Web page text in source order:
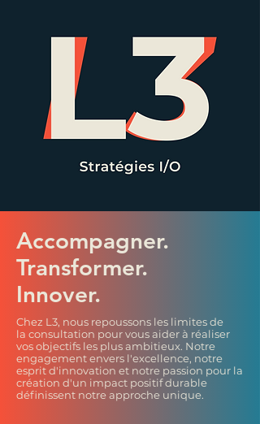
Accompagner.
Transformer.
Innover.
Chez L3, nous repoussons les limites de
la consultation pour vous aider à réaliser
vos objectifs les plus ambitieux. Notre
engagement envers l'excellence, notre
esprit d'innovation et notre passion pour la
création d'un impact positif durable
définissent notre approche unique.